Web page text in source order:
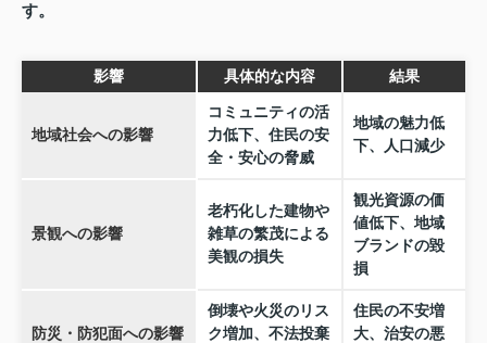
す。
影響 具体的な内容 結果
地域社会への影響
コミュニティの活
力低下、住民の安
全・安心の脅威
地域の魅力低
下、人口減少
景観への影響
老朽化した建物や
雑草の繁茂による
美観の損失
観光資源の価
値低下、地域
ブランドの毀
損
防災・防犯面への影響
倒壊や火災のリス
ク増加、不法投棄
住民の不安増
大、治安の悪